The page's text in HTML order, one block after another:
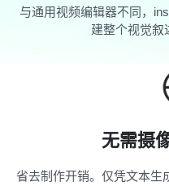
与通用视频编辑器不同，
建整个视觉
无需摄
省去制作开销。仅凭文本生